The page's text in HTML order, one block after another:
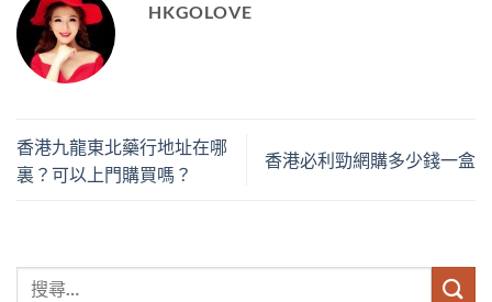
HKGOLOVE
香港九龍東北藥行地址在哪
裏？可以上門購買嗎？
香港必利勁網購多少錢一盒